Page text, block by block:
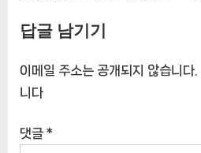
프레소 캡슐커피 돌체구스토 어댑
추천상품]
답글 남기기
이메일 주소는 공개되지 않습니다.
니다
댓글 *